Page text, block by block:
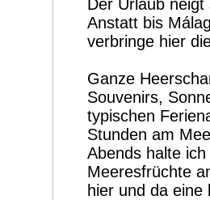
Der Urlaub
Anstatt bis
verbringe hier
Ganze
Souvenirs,
typischen
Stunden am
Abends halte
Meeresfrüchte
hier und da eine